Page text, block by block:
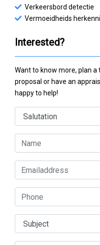
Verkeersbord detectie
Vermoeidheids
Interested?
Want to know more, plan
proposal or have an
happy to help!